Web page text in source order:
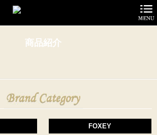
商品紹介
FOXEY
商品紹介
HERMES
LOUIS VITTON